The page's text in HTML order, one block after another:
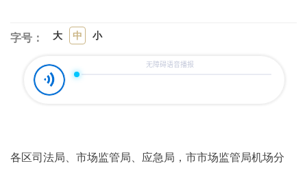
字号： 大 中 小
各区司法局、市场监管局、应急局，市市场监管局机场分